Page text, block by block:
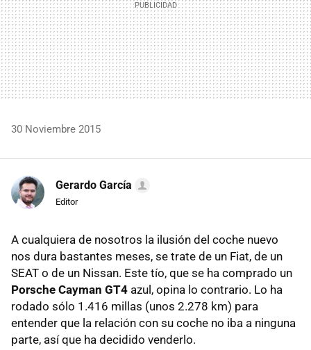
30 Noviembre 2015
Gerardo García
Editor
A cualquiera de nosotros la ilusión del coche nuevo
nos dura bastantes meses, se trate de un Fiat, de un
SEAT o de un Nissan. Este tío, que se ha comprado un
Porsche Cayman GT4 azul, opina lo contrario. Lo ha
rodado sólo 1.416 millas (unos 2.278 km) para
entender que la relación con su coche no iba a ninguna
parte, así que ha decidido venderlo.